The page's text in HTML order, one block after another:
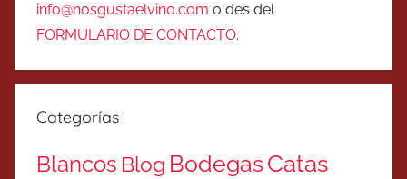
info@nosgustaelvino.com o des del
FORMULARIO DE CONTACTO.
Categorías
Blancos Blog BodegasCatas